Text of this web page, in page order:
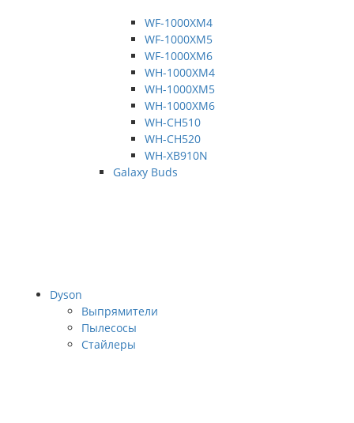
WF-1000XM4
WF-1000XM5
WF-1000XM6
WH-1000XM4
WH-1000XM5
WH-1000XM6
WH-CH510
WH-CH520
WH-XB910N
Galaxy Buds
Dyson
Выпрямители
Пылесосы
Стайлеры